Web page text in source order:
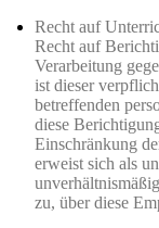
Recht auf
Recht auf
Verarbeitung
ist dieser
betreffenden
diese
Einschränkung
erweist sich als
zu, über diese